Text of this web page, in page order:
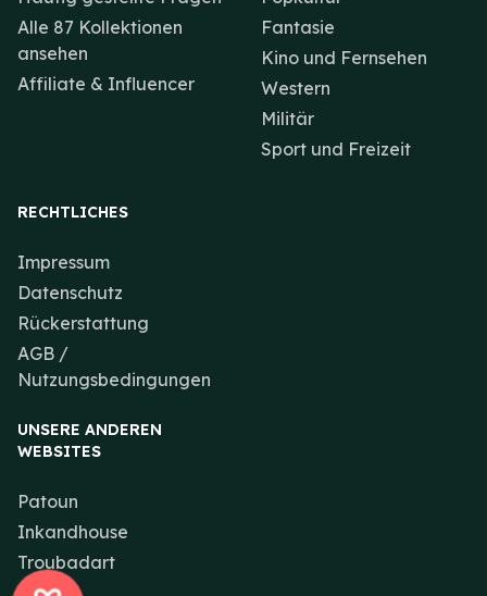
Alle 87 Kollektionen
ansehen
Affiliate & Influencer
Fantasie
Kino und Fernsehen
Western
Militär
Sport und Freizeit
RECHTLICHES
Impressum
Datenschutz
Rückerstattung
AGB /
Nutzungsbedingungen
UNSERE ANDEREN
WEBSITES
Patoun
Inkandhouse
Troubadart